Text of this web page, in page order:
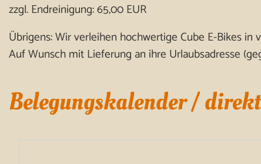
zzgl. Endreinigung: 65,00 EUR
Übrigens: Wir verleihen hochwertige Cube E-Bikes
Auf Wunsch mit Lieferung an ihre Urlaubsadresse
Belegungskalender /